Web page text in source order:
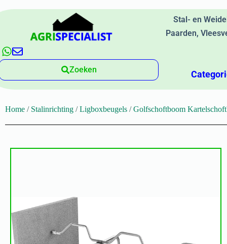
Stal- en
Paarden,
Zoeken
Home / Stalinrichting /Ligboxbeugels /Golfschoftboom